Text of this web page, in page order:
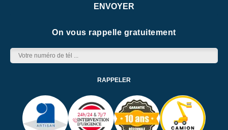
On vous rappelle gratuitement